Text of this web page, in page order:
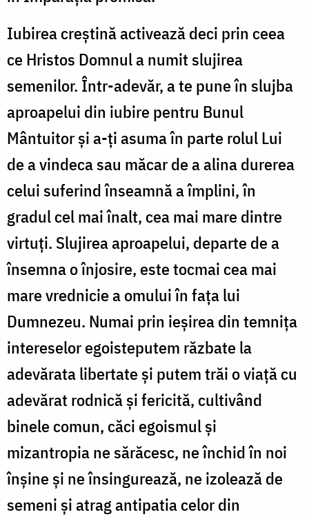
Iubirea creștină activează deci prin ceea
ce Hristos Domnul a numit slujirea
semenilor. Într-adevăr, a te pune în slujba
aproapelui din iubire pentru Bunul
Mântuitor și a-ți asuma în parte rolul Lui
de a vindeca sau măcar de a alina durerea
celui suferind înseamnă a împlini, în
gradul cel mai înalt, cea mai mare dintre
virtuți. Slujirea aproapelui, departe de a
însemna o înjosire, este tocmai cea mai
mare vrednicie a omului în fața lui
Dumnezeu. Numai prin ieșirea din temnița
intereselor egoisteputem răzbate la
adevărata libertate și putem trăi o viață cu
adevărat rodnică și fericită, cultivând
binele comun, căci egoismul și
mizantropia ne sărăcesc, ne închid în noi
înșine și ne însingurează, ne izolează de
semeni și atrag antipatia celor din